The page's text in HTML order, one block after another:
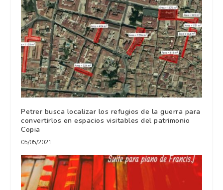
Petrer busca localizar los refugios de la guerra para
convertirlos en espacios visitables del patrimonio
Copia
05/05/2021